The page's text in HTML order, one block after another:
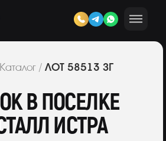
Каталог / ЛОТ 58513 ЗГ
В ПОСЕЛКЕ
ИСТРА